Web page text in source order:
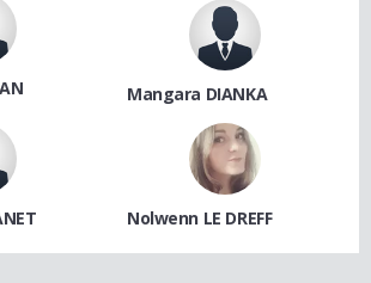
Mangara DIANKA
Nolwenn LE DREFF